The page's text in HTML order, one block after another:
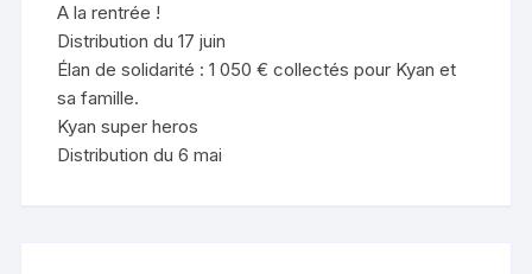
A la rentrée !
Distribution du 17 juin
Élan de solidarité : 1 050 € collectés pour Kyan et
sa famille.
Kyan super heros
Distribution du 6 mai